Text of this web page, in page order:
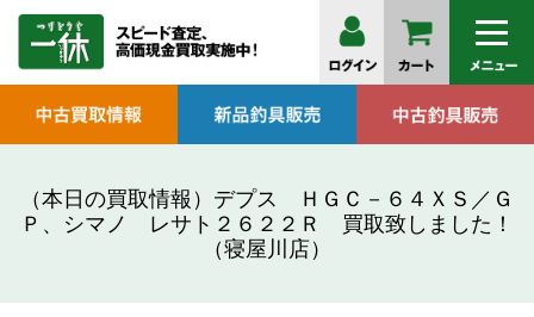
（本日の買取情報）デプス ＨＧＣ－６４ＸＳ／Ｇ
Ｐ、シマノ レサト２６２２Ｒ 買取致しました！
（寝屋川店）